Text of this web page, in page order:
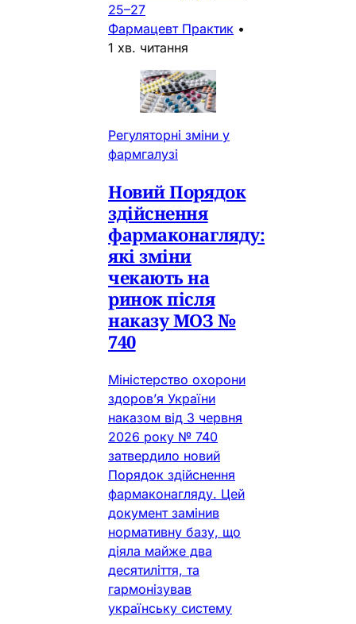
25–27
Фармацевт Практик •
1 хв. читання
Регуляторні зміни у
фармгалузі
Новий Порядок
здійснення
фармаконагляду:
які зміни
чекають на
ринок після
наказу МОЗ №
740
Міністерство охорони
здоров’я України
наказом від 3 червня
2026 року № 740
затвердило новий
Порядок здійснення
фармаконагляду. Цей
документ замінив
нормативну базу, що
діяла майже два
десятиліття, та
гармонізував
українську систему